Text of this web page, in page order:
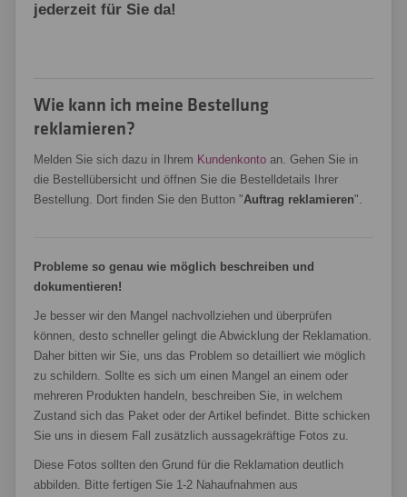
jederzeit für Sie da!
Wie kann ich meine Bestellung
reklamieren?
Melden Sie sich dazu in Ihrem Kundenkonto an. Gehen Sie in
die Bestellübersicht und öffnen Sie die Bestelldetails Ihrer
Bestellung. Dort finden Sie den Button "Auftrag reklamieren".
Probleme so genau wie möglich beschreiben und
dokumentieren!
Je besser wir den Mangel nachvollziehen und überprüfen
können, desto schneller gelingt die Abwicklung der Reklamation.
Daher bitten wir Sie, uns das Problem so detailliert wie möglich
zu schildern. Sollte es sich um einen Mangel an einem oder
mehreren Produkten handeln, beschreiben Sie, in welchem
Zustand sich das Paket oder der Artikel befindet. Bitte schicken
Sie uns in diesem Fall zusätzlich aussagekräftige Fotos zu.
Diese Fotos sollten den Grund für die Reklamation deutlich
abbilden. Bitte fertigen Sie 1-2 Nahaufnahmen aus